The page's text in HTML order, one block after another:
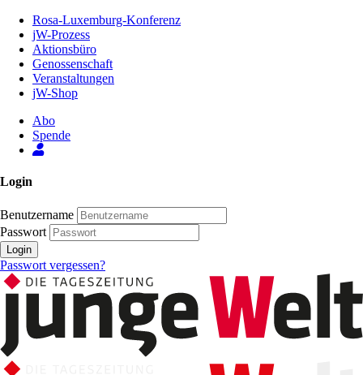
Inhalt
Seite
Rosa-Luxemburg-Konferenz
jW-Prozess
Aktionsbüro
Genossenschaft
Veranstaltungen
jW-Shop
Abo
Spende
Login
Benutzername
Passwort
Login
Passwort vergessen?